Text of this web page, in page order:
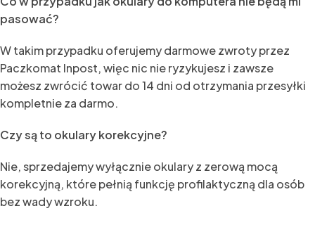
pasować?
W takim przypadku oferujemy darmowe zwroty przez
Paczkomat Inpost, więc nic nie ryzykujesz i zawsze
możesz zwrócić towar do 14 dni od otrzymania przesyłki
kompletnie za darmo.
Czy są to okulary korekcyjne?
Nie, sprzedajemy wyłącznie okulary z zerową mocą
korekcyjną, które pełnią funkcję profilaktyczną dla osób
bez wady wzroku.